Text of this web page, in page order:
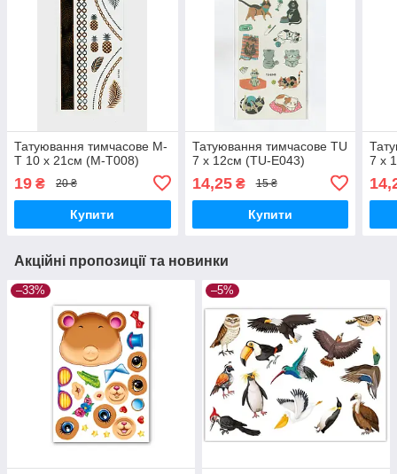
Татуювання тимчасове M-
T 10 х 21см (M-T008)
19 ₴ 20 ₴
Купити
Татуювання тимчасове TU
7 х 12см (TU-E043)
14,25₴ 15 ₴
Купити
7 х
Акційні пропозиції та новинки
–33% –5%